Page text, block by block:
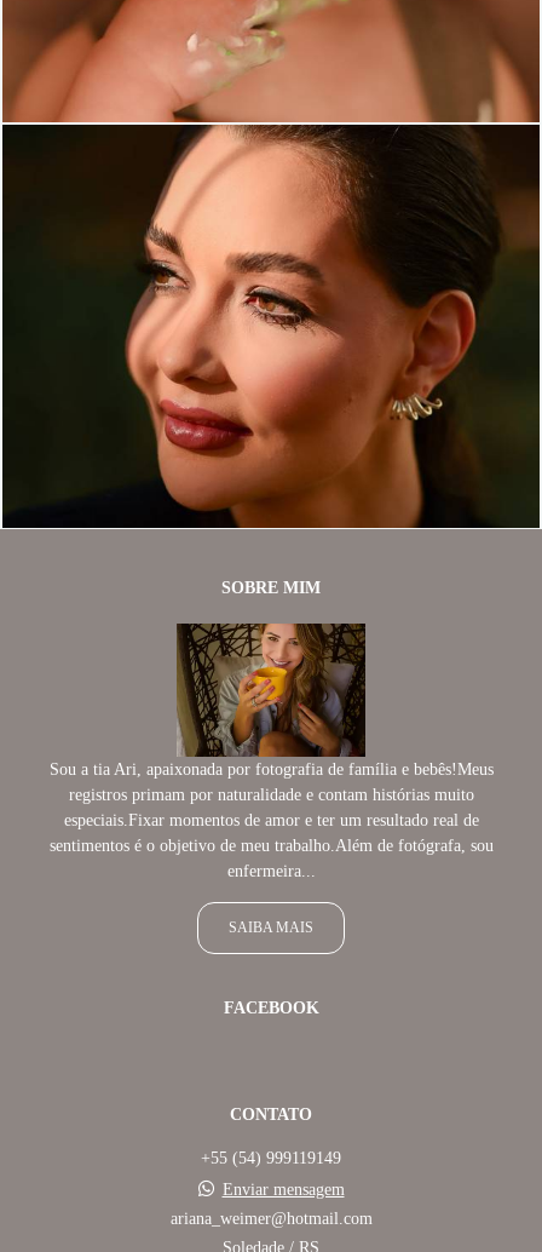
384
618
SOBRE MIM
Sou a tia Ari, apaixonada por fotografia de família e bebês!Meus
registros primam por naturalidade e contam histórias muito
especiais.Fixar momentos de amor e ter um resultado real de
sentimentos é o objetivo de meu trabalho.Além de fotógrafa, sou
enfermeira...
SAIBA MAIS
FACEBOOK
CONTATO
+55 (54) 999119149
Enviar mensagem
ariana_weimer@hotmail.com
Soledade / RS